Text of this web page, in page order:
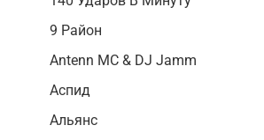
9 Район
Antenn MC & DJ Jamm
Аспид
Альянс